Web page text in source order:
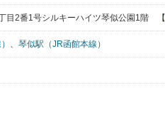
2番1号シルキーハイツ琴似公園1階 【
、 琴似駅（JR函館本線）